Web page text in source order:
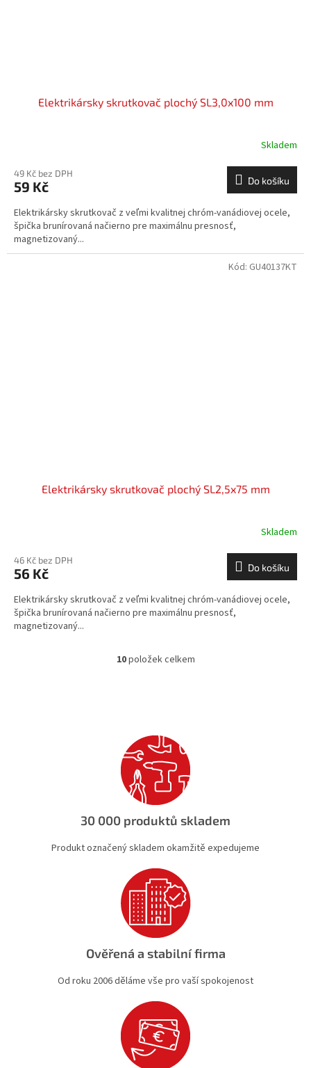
Elektrikársky skrutkovač plochý SL3,0x100 mm
Skladem
49 Kč bez DPH
59 Kč Do košíku
Elektrikársky skrutkovač z veľmi kvalitnej chróm-vanádiovej ocele,
špička brunírovaná načierno pre maximálnu presnosť,
magnetizovaný...
Elektrikársky skrutkovač plochý SL2,5x75 mm
Skladem
46 Kč bez DPH
56 Kč Do košíku
Elektrikársky skrutkovač z veľmi kvalitnej chróm-vanádiovej ocele,
špička brunírovaná načierno pre maximálnu presnosť,
magnetizovaný...
Kód: GU40137KT
O
c
í
p
r
v
k
y
ý
i
s
u
10položek celkem
30 000 produktů skladem
Produkt označený skladem okamžitě expedujeme
Ověřená a stabilní firma
Od roku 2006 děláme vše pro vaší spokojenost